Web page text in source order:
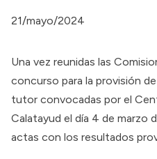
21/mayo/2024
Una vez reunidas las
concurso para la provisión
tutor convocadas por el
Calatayud el día 4 de marzo
actas con los resultados